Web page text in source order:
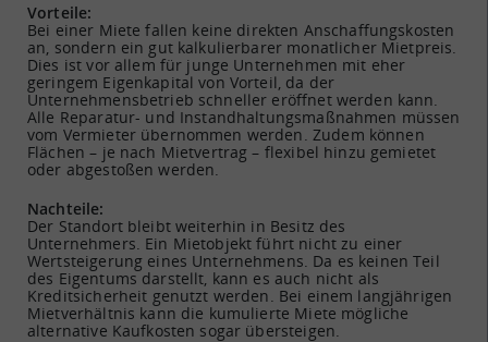
Vorteile:
Bei einer Miete fallen keine direkten Anschaffungskosten
an, sondern ein gut kalkulierbarer monatlicher Mietpreis.
Dies ist vor allem für junge Unternehmen mit eher
geringem Eigenkapital von Vorteil, da der
Unternehmensbetrieb schneller eröffnet werden kann.
Alle Reparatur- und Instandhaltungsmaßnahmen müssen
vom Vermieter übernommen werden. Zudem können
Flächen – je nach Mietvertrag – flexibel hinzu gemietet
oder abgestoßen werden.
Nachteile:
Der Standort bleibt weiterhin in Besitz des
Unternehmers. Ein Mietobjekt führt nicht zu einer
Wertsteigerung eines Unternehmens. Da es keinen Teil
des Eigentums darstellt, kann es auch nicht als
Kreditsicherheit genutzt werden. Bei einem langjährigen
Mietverhältnis kann die kumulierte Miete mögliche
alternative Kaufkosten sogar übersteigen.